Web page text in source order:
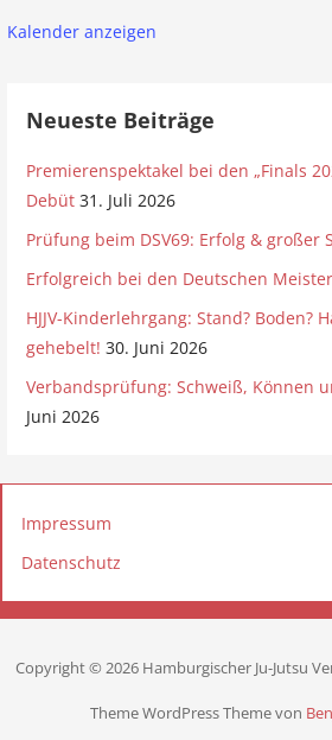
Kalender anzeigen
Neueste Beiträge
Premierenspektakel bei den „Finals
Debüt 31. Juli 2026
Prüfung beim DSV69: Erfolg & großer
Erfolgreich bei den Deutschen
HJJV-Kinderlehrgang: Stand? Boden?
gehebelt! 30. Juni 2026
Verbandsprüfung: Schweiß, Können
Juni 2026
Impressum
Datenschutz
Copyright © 2026 Hamburgischer Ju-Jutsu
Theme WordPress Theme von